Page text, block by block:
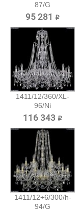
87/G
Хрустальная...
95 281 ₽
1411/12/360/XL-
96/Ni
Хрустальная...
116 343 ₽
1411/12+6/300/h-
94/G